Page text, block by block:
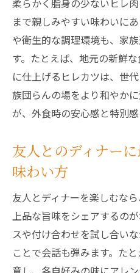
柔らかく脂身の少ないヒレ
まで親しみやすい味わいに
や衛生的な調理環境も、家
す。たとえば、地元の新鮮
に仕上げるヒレカツは、世
族団らんの場をより和やか
が、外食時の安心感と特別感
友人とのディナー
味わい方
友人とディナーを楽しむな
上品な旨味をシェアするの
スや付け合わせを試し合い
ことで会話も弾みます。た